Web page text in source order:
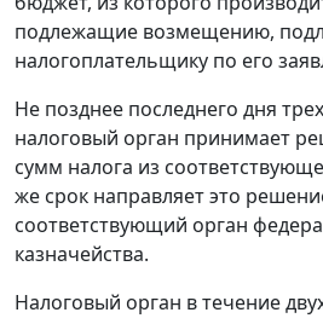
подлежащие возмещению,
налогоплательщику по его
Не позднее последнего дня
налоговый орган принимает
сумм налога из
же срок направляет это
соответствующий орган
казначейства.
Налоговый орган в течение